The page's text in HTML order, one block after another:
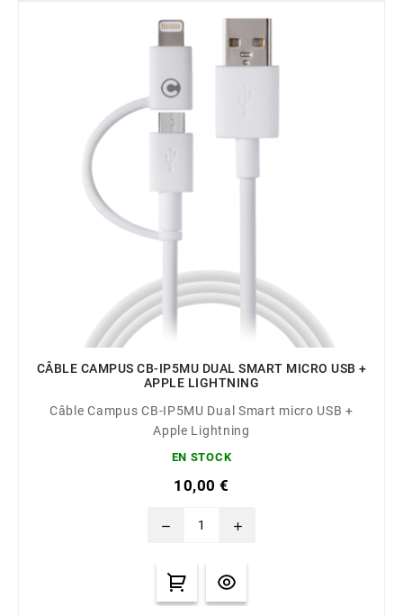
CÂBLE CAMPUS CB-IP5MU DUAL SMART MICRO USB +
APPLE LIGHTNING
Câble Campus CB-IP5MU Dual Smart micro USB +
Apple Lightning
EN STOCK
10,00 €
remove add